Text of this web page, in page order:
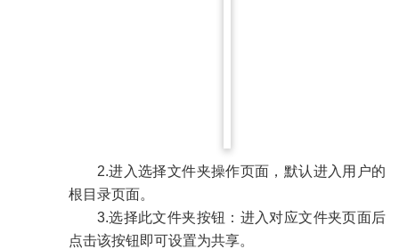
2.进入选择文件夹操作页面，默认进入用户的
根目录页面。
3.选择此文件夹按钮：进入对应文件夹页面后
点击该按钮即可设置为共享。